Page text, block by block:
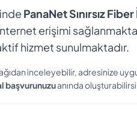
PanaNet Sınırsız
erişimi
hizmet sunulmaktadır.
inceleyebilir, adresinize
başvurunuzuanında